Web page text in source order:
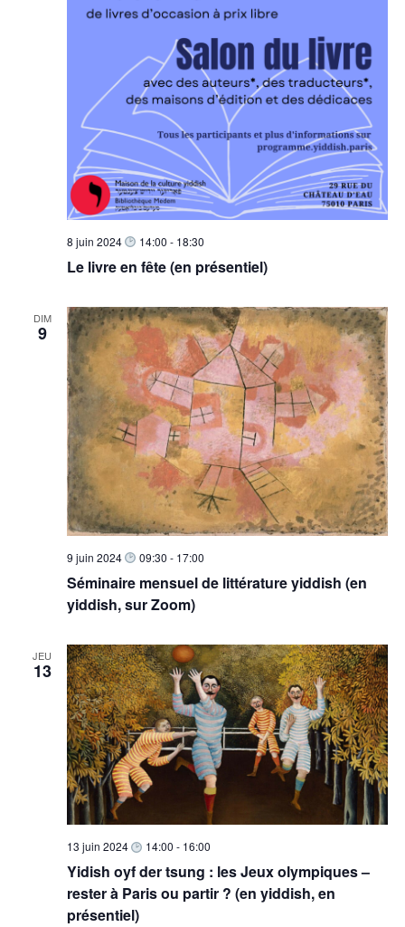
Le livre en fête (en présentiel)
8 juin 2024 14:00 - 18:30
DIM
9
Séminaire mensuel de littérature yiddish (en
yiddish, sur Zoom)
9 juin 2024 09:30 - 17:00
JEU
13
Yidish oyf der tsung : les Jeux olympiques –
rester à Paris ou partir ? (en yiddish, en
présentiel)
13 juin 2024 14:00 - 16:00